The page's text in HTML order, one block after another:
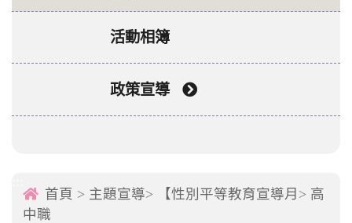
活動相簿
政策宣導
首頁 > 主題宣導> 【性別平等教育宣導月 > 高
中職